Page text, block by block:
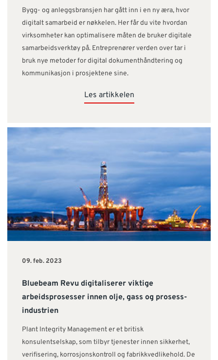
Bygg- og anleggsbransjen har gått inn i en ny æra, hvor
digitalt samarbeid er nøkkelen. Her får du vite hvordan
virksomheter kan optimalisere måten de bruker digitale
samarbeidsverktøy på. Entreprenører verden over tar i
bruk nye metoder for digital dokumenthåndtering og
kommunikasjon i prosjektene sine.
Les artikkelen
09. feb. 2023
Bluebeam Revu digitaliserer viktige
arbeidsprosesser innen olje, gass og prosess-
industrien
Plant Integrity Management er et britisk
konsulentselskap, som tilbyr tjenester innen sikkerhet,
verifisering, korrosjonskontroll og fabrikkvedlikehold. De